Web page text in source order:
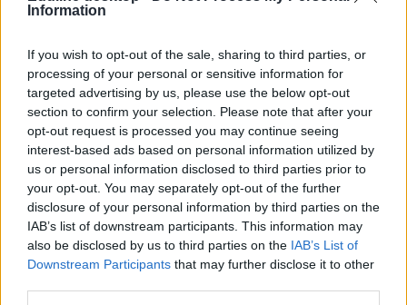
Information
If you wish to opt-out of the sale, sharing to third parties, or
processing of your personal or sensitive information for
targeted advertising by us, please use the below opt-out
section to confirm your selection. Please note that after your
opt-out request is processed you may continue seeing
interest-based ads based on personal information utilized by
us or personal information disclosed to third parties prior to
your opt-out. You may separately opt-out of the further
disclosure of your personal information by third parties on the
IAB’s list of downstream participants. This information may
also be disclosed by us to third parties on the IAB’s List of
Downstream Participants that may further disclose it to other
Elstartolt az idei EFOTT, ilyen koncertek lesznek